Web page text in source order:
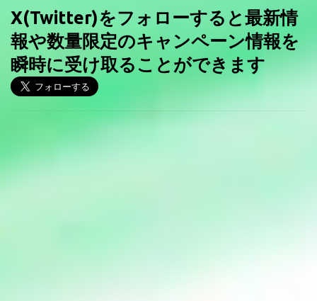
X(Twitter)をフォローすると最新情
報や数量限定のキャンペーン情報を
瞬時に受け取ることができます